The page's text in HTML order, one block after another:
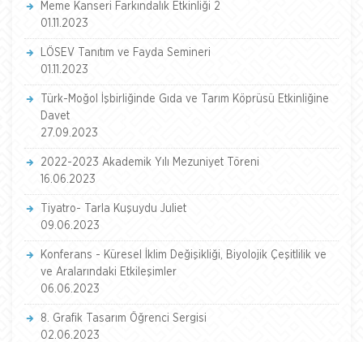
Meme Kanseri Farkındalık Etkinliği 2
01.11.2023
LÖSEV Tanıtım ve Fayda Semineri
01.11.2023
Türk-Moğol İşbirliğinde Gıda ve Tarım Köprüsü Etkinliğine
Davet
27.09.2023
2022-2023 Akademik Yılı Mezuniyet Töreni
16.06.2023
Tiyatro- Tarla Kuşuydu Juliet
09.06.2023
Konferans - Küresel İklim Değişikliği, Biyolojik Çeşitlilik ve
ve Aralarındaki Etkileşimler
06.06.2023
8. Grafik Tasarım Öğrenci Sergisi
02.06.2023